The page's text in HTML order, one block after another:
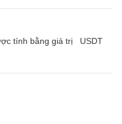
tính bằng giá trị USDT